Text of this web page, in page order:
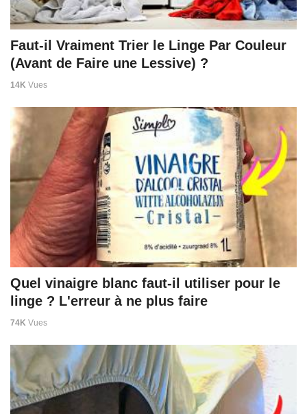
Faut-il Vraiment Trier le Linge Par Couleur
(Avant de Faire une Lessive) ?
14K Vues
Quel vinaigre blanc faut-il utiliser pour le
linge ? L'erreur à ne plus faire
74K Vues